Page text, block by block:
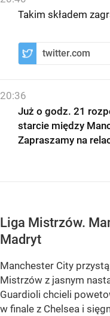
Takim składem
twitter.com
20:36
Już o godz. 21
starcie między
Zapraszamy na
Liga Mistrzów.
Madryt
Manchester City
Mistrzów z jasnym
Guardioli chcieli
w finale z Chelsea i